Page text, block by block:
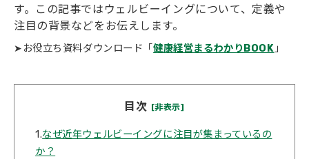
す。この記事ではウェルビーイングについて、定義や
注目の背景などをお伝えします。
➤お役立ち資料ダウンロード「健康経営まるわかりBOOK 」
目次 [非表示]
1.なぜ近年ウェルビーイングに注目が集まっているの
か？